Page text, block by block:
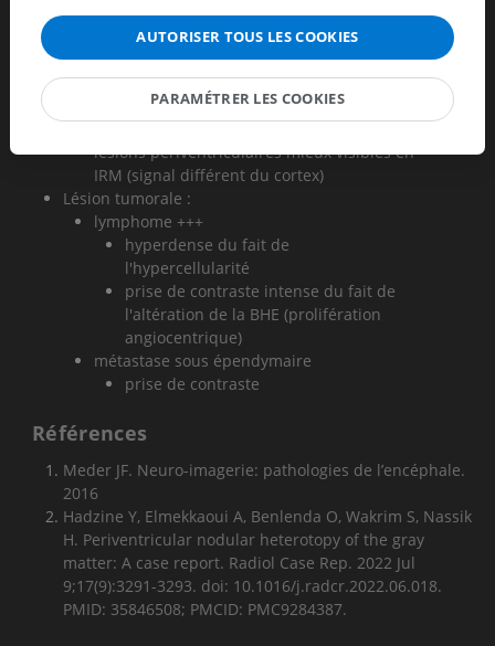
Séquelles périventriculaires :
hypodense
attraction passive de la corne ventriculaire en
regard
Lésion infectieuse : CMV +++
patient immunodéprimé, troubles cognitifs
lésions périventriculaires mieux visibles en
IRM (signal différent du cortex)
Lésion tumorale :
lymphome +++
hyperdense du fait de
l'hypercellularité
prise de contraste intense du fait de
l'altération de la BHE (prolifération
angiocentrique)
métastase sous épendymaire
prise de contraste
Références
Meder JF. Neuro-imagerie: pathologies de l’encéphale.
2016
Hadzine Y, Elmekkaoui A, Benlenda O, Wakrim S, Nassik
H. Periventricular nodular heterotopy of the gray
matter: A case report. Radiol Case Rep. 2022 Jul
9;17(9):3291-3293. doi: 10.1016/j.radcr.2022.06.018.
PMID: 35846508; PMCID: PMC9284387.
AUTORISER TOUS LES COOKIES
PARAMÉTRER LES COOKIES